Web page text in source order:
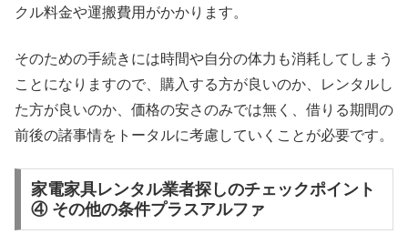
クル料金や運搬費用がかかります。
そのための手続きには時間や自分の体力も消耗してしまう
ことになりますので、購入する方が良いのか、レンタルし
た方が良いのか、価格の安さのみでは無く、借りる期間の
前後の諸事情をトータルに考慮していくことが必要です。
家電家具レンタル業者探しのチェックポイント
④ その他の条件プラスアルファ